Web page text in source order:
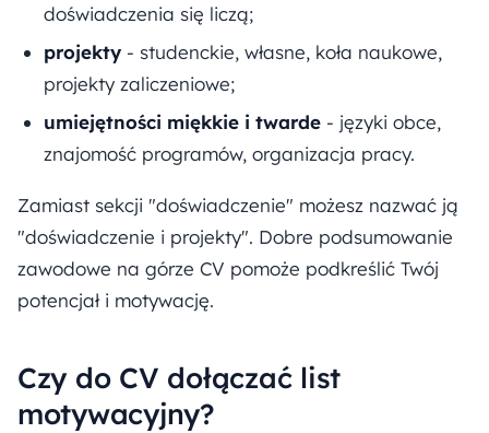
doświadczenia się liczą;
projekty - studenckie, własne, koła naukowe,
projekty zaliczeniowe;
umiejętności miękkie i twarde - języki obce,
znajomość programów, organizacja pracy.
Zamiast sekcji "doświadczenie" możesz nazwać ją
"doświadczenie i projekty". Dobre podsumowanie
zawodowe na górze CV pomoże podkreślić Twój
potencjał i motywację.
Czy do CV dołączać list
motywacyjny?